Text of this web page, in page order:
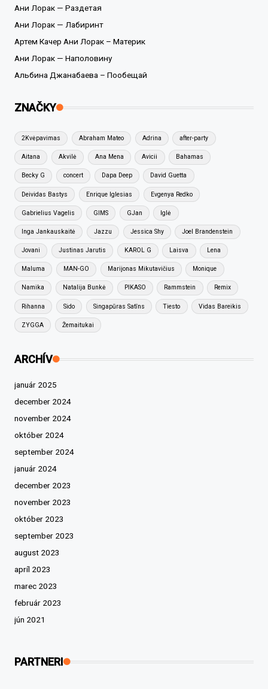
Ани Лорак — Раздетая
Ани Лорак — Лабиринт
Артем Качер Ани Лорак – Материк
Ани Лорак — Наполовину
Альбина Джанабаева – Пообещай
ZNAČKY
2Kvėpavimas Abraham Mateo Adrina after-party
Aitana Akvilė Ana Mena Avicii Bahamas
Becky G concert Dapa Deep David Guetta
Deividas Bastys Enrique Iglesias Evgenya Redko
Gabrielius Vagelis GIMS GJan Iglė
Inga Jankauskaitė Jazzu Jessica Shy Joel Brandenstein
Jovani Justinas Jarutis KAROL G Laisva Lena
Maluma MAN-GO Marijonas Mikutavičius Monique
Namika Natalija Bunkė PIKASO Rammstein Remix
Rihanna Sido Singapūras Satīns Tiesto Vidas Bareikis
ZYGGA Žemaitukai
ARCHÍV
január 2025
december 2024
november 2024
október 2024
september 2024
január 2024
december 2023
november 2023
október 2023
september 2023
august 2023
apríl 2023
marec 2023
február 2023
jún 2021
PARTNERI